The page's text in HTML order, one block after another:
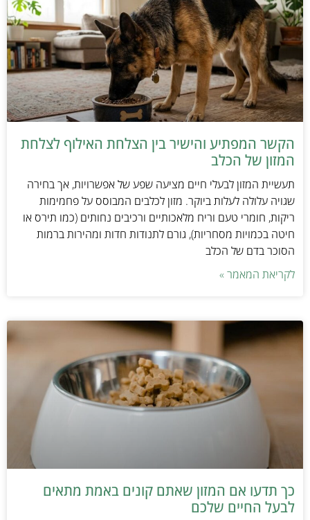
הקשר המפתיע והישיר בין הצלחת האילוף לצלחת
המזון של הכלב
תעשיית המזון לבעלי חיים מציעה שפע של אפשרויות, אך בחירה
שגויה עלולה לעלות ביוקר. מזון לכלבים המבוסס על פחמימות
ריקות, חומרי טעם וריח מלאכותיים ורכיבים נחותים (כמו תירס או
חיטה בכמויות מסחריות), גורם לתנודות חדות ומהירות ברמות
הסוכר בדם של הכלב
לקריאת המאמר »
כך תדעו אם המזון שאתם קונים באמת מתאים
לבעל החיים שלכם